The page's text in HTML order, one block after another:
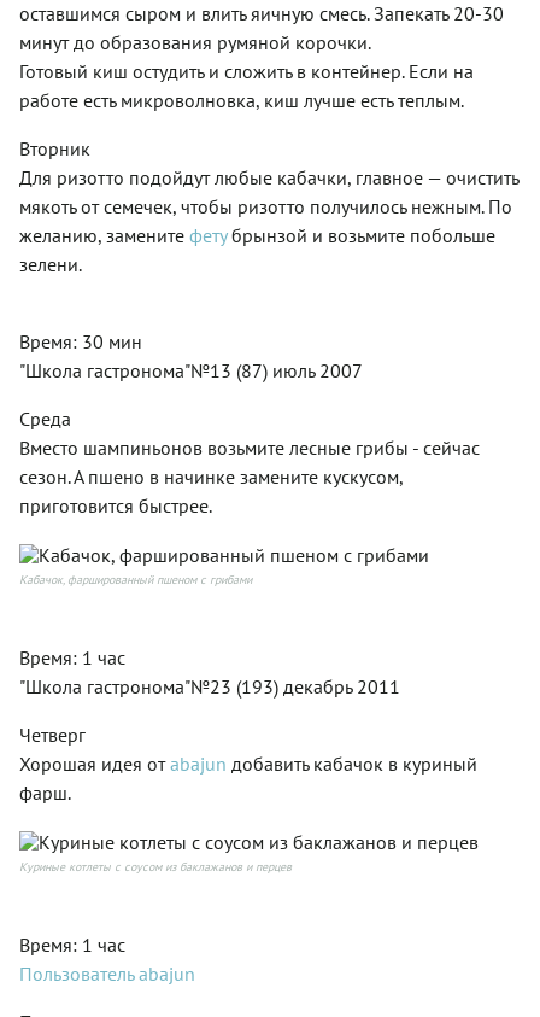
оставшимся сыром и влить яичную смесь. Запекать 20-30
минут до образования румяной корочки.
Готовый киш остудить и сложить в контейнер. Если на
работе есть микроволновка, киш лучше есть теплым.
Вторник
Для ризотто подойдут любые кабачки, главное — очистить
мякоть от семечек, чтобы ризотто получилось нежным. По
желанию, замените фетубрынзой и возьмите побольше
зелени.
Время: 30 мин
"Школа гастронома"№13 (87) июль 2007
Среда
Вместо шампиньонов возьмите лесные грибы - сейчас
сезон. А пшено в начинке замените кускусом,
приготовится быстрее.
Кабачок, фаршированный пшеном с грибами
Время: 1 час
"Школа гастронома"№23 (193) декабрь 2011
Четверг
Хорошая идея отabajun добавить кабачок в куриный
фарш.
Куриные котлеты с соусом из баклажанов и перцев
Время: 1 час
Пользователь abajun